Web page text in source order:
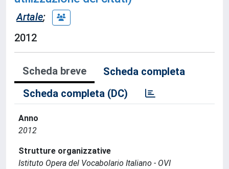
Artale;
2012
Scheda breve
Scheda completa
Scheda completa (DC)
Anno
2012
Strutture organizzative
Istituto Opera del Vocabolario Italiano - OVI